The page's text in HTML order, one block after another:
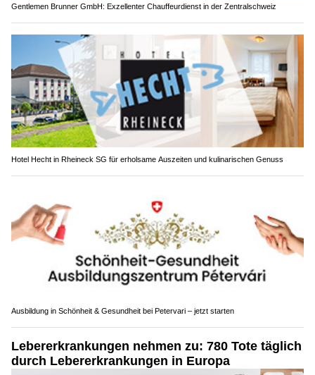
Gentlemen Brunner GmbH: Exzellenter Chauffeurdienst in der Zentralschweiz
Hotel Hecht in Rheineck SG für erholsame Auszeiten und kulinarischen Genuss
Ausbildung in Schönheit & Gesundheit bei Petervari – jetzt starten
Lebererkrankungen nehmen zu: 780 Tote täglich
durch Lebererkrankungen in Europa